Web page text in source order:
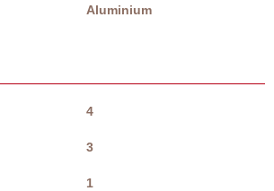
Aluminium
4
3
1